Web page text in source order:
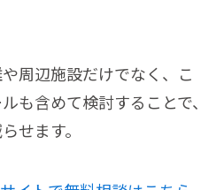
周辺施設だけでなく、こ
も含めて検討することで、
せます。